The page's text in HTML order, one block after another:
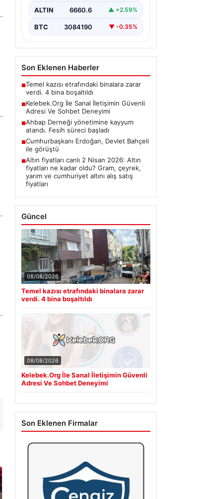
ALTIN 6660.6 ▲ +2.59%
BTC 3084190 ▼ -0.35%
Son Eklenen Haberler
■Temel kazısı etrafındaki binalara zarar
verdi. 4 bina boşaltıldı
■Kelebek.Org İle Sanal İletişimin Güvenli
Adresi Ve Sohbet Deneyimi
■Ahbap Derneği yönetimine kayyum
atandı. Fesih süreci başladı
■Cumhurbaşkanı Erdoğan, Devlet Bahçeli
ile görüştü
■Altın fiyatları canlı 2 Nisan 2026: Altın
fiyatları ne kadar oldu? Gram, çeyrek,
yarım ve cumhuriyet altını alış satış
fiyatları
Güncel
08/08/2026
Temel kazısı etrafındaki binalara zarar
verdi. 4 bina boşaltıldı
08/08/2026
Kelebek.Org İle Sanal İletişimin Güvenli
Adresi Ve Sohbet Deneyimi
Son Eklenen Firmalar